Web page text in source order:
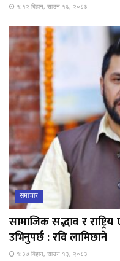
१:१२ बिहान, साउन १६, २०८३
समाचार
सामाजिक सद्भाव र
उभिनुपर्छ : रवि लामिछाने
१:३७ बिहान, साउन १३, २०८३